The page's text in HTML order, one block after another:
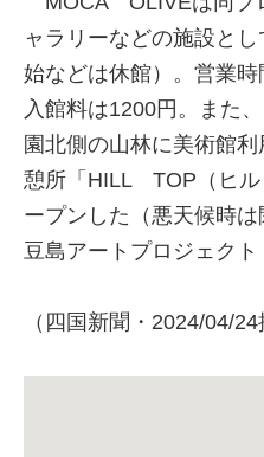
ャラリーなどの施設と
始などは休館）。営業時
入館料は1200円。また
園北側の山林に美術館
憩所「HILL TOP（ヒル
ープンした（悪天候時
豆島アートプロジェクト
（四国新聞・2024/04/24